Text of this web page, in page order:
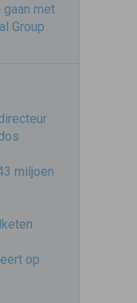
gaan met
Group
miljoen
op